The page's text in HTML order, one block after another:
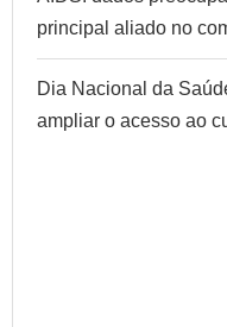
principal aliado no
Dia Nacional da
ampliar o acesso ao